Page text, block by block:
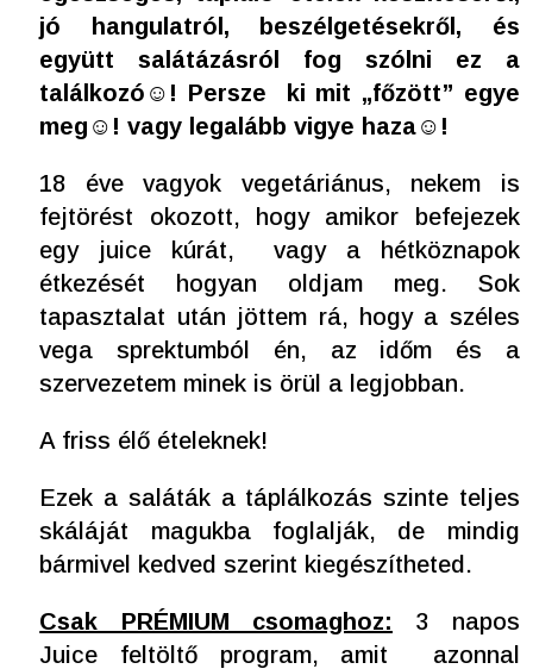
jó hangulatról, beszélgetésekről, és
együtt salátázásról fog szólni ez a
találkozó☺! Persze ki mit „főzött” egye
meg☺! vagy legalább vigye haza☺!
18 éve vagyok vegetáriánus, nekem is
fejtörést okozott, hogy amikor befejezek
egy juice kúrát, vagy a hétköznapok
étkezését hogyan oldjam meg. Sok
tapasztalat után jöttem rá, hogy a széles
vega sprektumból én, az időm és a
szervezetem minek is örül a legjobban.
A friss élő ételeknek!
Ezek a saláták a táplálkozás szinte teljes
skáláját magukba foglalják, de mindig
bármivel kedved szerint kiegészítheted.
Csak PRÉMIUM csomaghoz:
3 napos
Juice feltöltő program, amit azonnal